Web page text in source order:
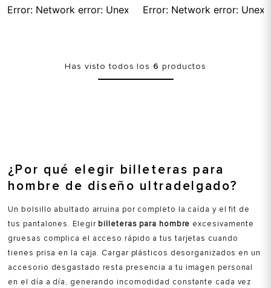
Error: Network error: Unexpected token T in JSON at
Error: Network error:
Has visto todos los 6 productos
¿Por qué elegir billeteras para
hombre de diseño ultradelgado?
Un bolsillo abultado arruina por completo la caída y el fit de
tus pantalones. Elegir billeteras para hombre excesivamente
gruesas complica el acceso rápido a tus tarjetas cuando
tienes prisa en la caja. Cargar plásticos desorganizados en un
accesorio desgastado resta presencia a tu imagen personal
en el día a día, generando incomodidad constante cada vez